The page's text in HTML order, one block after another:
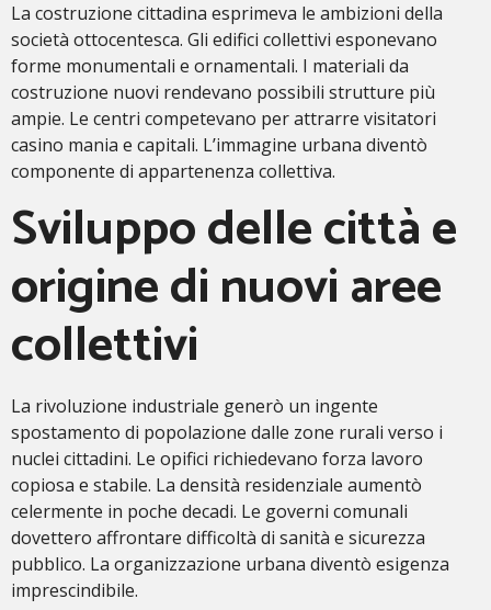
La costruzione cittadina esprimeva le ambizioni della
società ottocentesca. Gli edifici collettivi esponevano
forme monumentali e ornamentali. I materiali da
costruzione nuovi rendevano possibili strutture più
ampie. Le centri competevano per attrarre visitatori
casino mania e capitali. L’immagine urbana diventò
componente di appartenenza collettiva.
Sviluppo delle città e
origine di nuovi aree
collettivi
La rivoluzione industriale generò un ingente
spostamento di popolazione dalle zone rurali verso i
nuclei cittadini. Le opifici richiedevano forza lavoro
copiosa e stabile. La densità residenziale aumentò
celermente in poche decadi. Le governi comunali
dovettero affrontare difficoltà di sanità e sicurezza
pubblico. La organizzazione urbana diventò esigenza
imprescindibile.